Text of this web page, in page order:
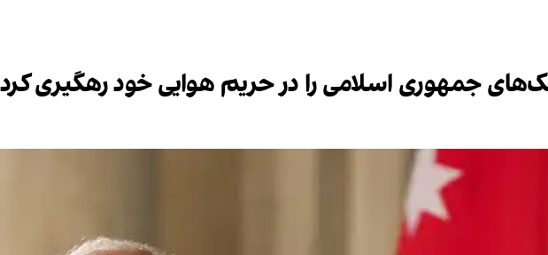
جمهوری اسلامی را در حریم هوایی خود رهگیری